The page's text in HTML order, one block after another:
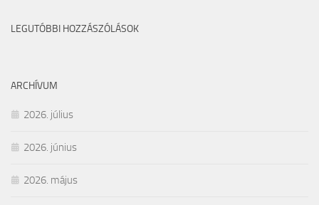
LEGUTÓBBI HOZZÁSZÓLÁSOK
ARCHÍVUM
2026. július
2026. június
2026. május